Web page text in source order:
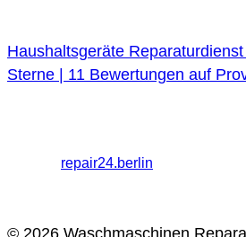
Haushaltsgeräte
Sterne | 11 Bewertungen auf
repair24.berlin
© 2026 Waschmaschinen